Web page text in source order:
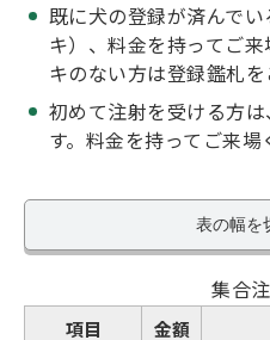
既に犬の登録が済んで
キ）、料金を持ってご
キのない方は登録鑑札を
初めて注射を受ける方
す。料金を持ってご来場
表の幅を
集合
項目 金額